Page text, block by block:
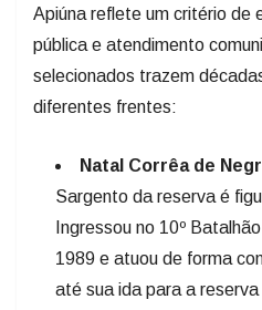
Apiúna reflete um critério de
pública e atendimento
selecionados trazem
diferentes frentes:
Natal Corrêa de
Sargento da reserva é
Ingressou no 10º
1989 e atuou de forma
até sua ida para a